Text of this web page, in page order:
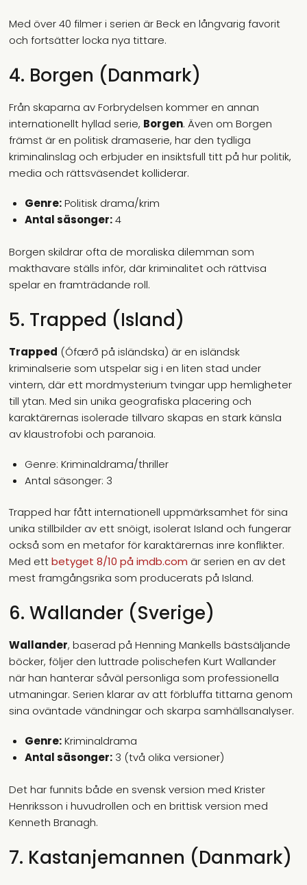
Med över 40 filmer i serien är Beck en långvarig favorit
och fortsätter locka nya tittare.
4. Borgen (Danmark)
Från skaparna av Forbrydelsen kommer en annan
internationellt hyllad serie, Borgen. Även om Borgen
främst är en politisk dramaserie, har den tydliga
kriminalinslag och erbjuder en insiktsfull titt på hur politik,
media och rättsväsendet kolliderar.
Genre:Politisk drama/krim
Antal säsonger:4
Borgen skildrar ofta de moraliska dilemman som
makthavare ställs inför, där kriminalitet och rättvisa
spelar en framträdande roll.
5. Trapped (Island)
Trapped (Ófærð på isländska) är en isländsk
kriminalserie som utspelar sig i en liten stad under
vintern, där ett mordmysterium tvingar upp hemligheter
till ytan. Med sin unika geografiska placering och
karaktärernas isolerade tillvaro skapas en stark känsla
av klaustrofobi och paranoia.
Genre: Kriminaldrama/thriller
Antal säsonger: 3
Trapped har fått internationell uppmärksamhet för sina
unika stillbilder av ett snöigt, isolerat Island och fungerar
också som en metafor för karaktärernas inre konflikter.
Med ettbetyget 8/10 på imdb.com är serien en av det
mest framgångsrika som producerats på Island.
6. Wallander (Sverige)
Wallander, baserad på Henning Mankells bästsäljande
böcker, följer den luttrade polischefen Kurt Wallander
när han hanterar såväl personliga som professionella
utmaningar. Serien klarar av att förbluffa tittarna genom
sina oväntade vändningar och skarpa samhällsanalyser.
Genre:Kriminaldrama
Antal säsonger:3 (två olika versioner)
Det har funnits både en svensk version med Krister
Henriksson i huvudrollen och en brittisk version med
Kenneth Branagh.
7. Kastanjemannen (Danmark)